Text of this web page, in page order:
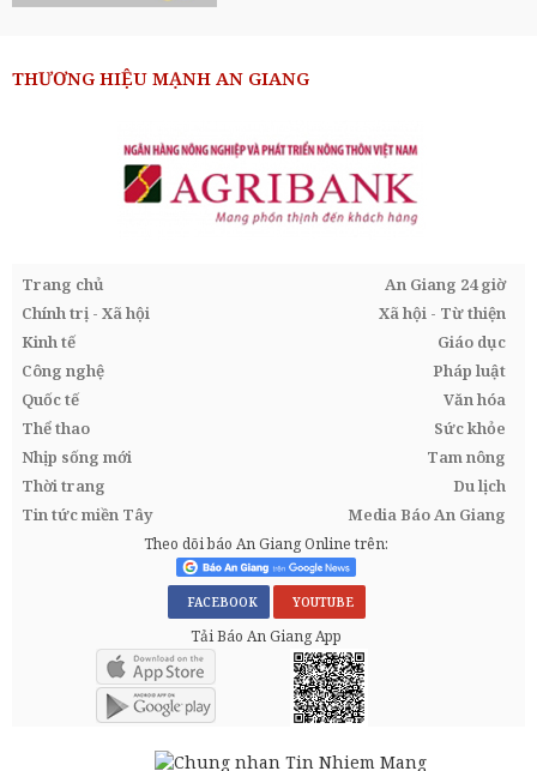
THƯƠNG HIỆU MẠNH AN GIANG
Trang chủ
An Giang 24 giờ
Chính trị - Xã hội
Xã hội - Từ thiện
Kinh tế
Giáo dục
Công nghệ
Pháp luật
Quốc tế
Văn hóa
Thể thao
Sức khỏe
Nhịp sống mới
Tam nông
Thời trang
Du lịch
Tin tức miền Tây
Media Báo An Giang
Theo dõi báo An Giang Online trên:
FACEBOOK YOUTUBE
Tải Báo An Giang App